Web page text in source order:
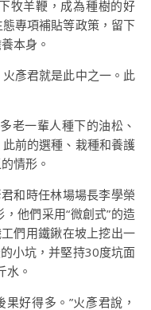
牧羊鞭，成為種樹的好
專項補貼等政策，留下
本身。
彥君就是此中之一。此
老一輩人種下的油松、
前的選種、栽種和養護
情形。
和時任林場場長李學榮
他們采用“微創式”的造
們用鐵鍬在坡上挖出一
小坑，并堅持30度坑面
水。
果好得多。”火彥君說，